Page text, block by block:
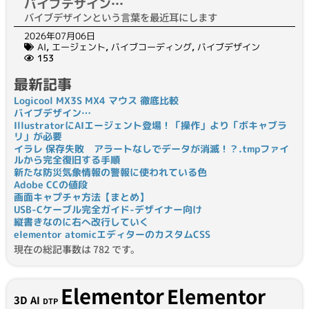
バイブデザイン…
バイブデザインという言葉を最近耳にします
2026年07月06日
AI, エージェント, バイブコーディング, バイブデザイン
153
最新記事
Logicool MX3S MX4 マウス 徹底比較
バイブデザイン…
IllustratorにAIエージェント登場！「操作」より「ボキャブラ
リ」が必要
イラレ 保存失敗 アラートなしでデータが消滅！？.tmpファイ
ルから完全復旧する手順
新たな防災気象情報の警報に使われている色
Adobe CCの値段
画面キャプチャ方法【まとめ】
USB-Cケーブル完全ガイド-デザイナー向け
縦書きなのに右へ改行していく
elementor atomicエディターのカスタムCSS
現在の総記事数は 782 です。
3D AI DTP ElementorElementor